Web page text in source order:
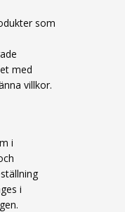
som
med
villkor.
i
i